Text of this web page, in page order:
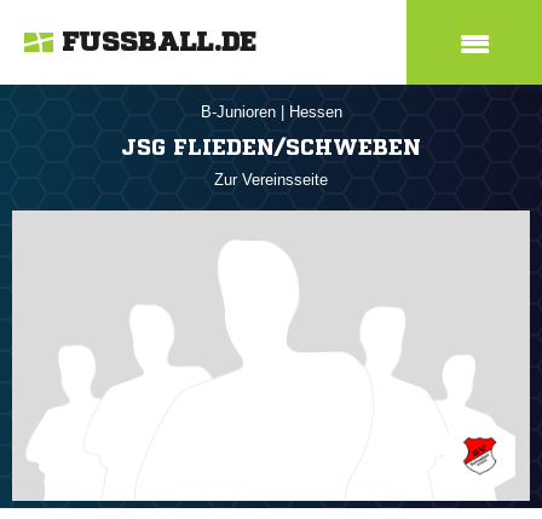
FUSSBALL.DE
B-Junioren Hessen
JSG FLIEDEN/SCHWEBEN
Zur Vereinsseite